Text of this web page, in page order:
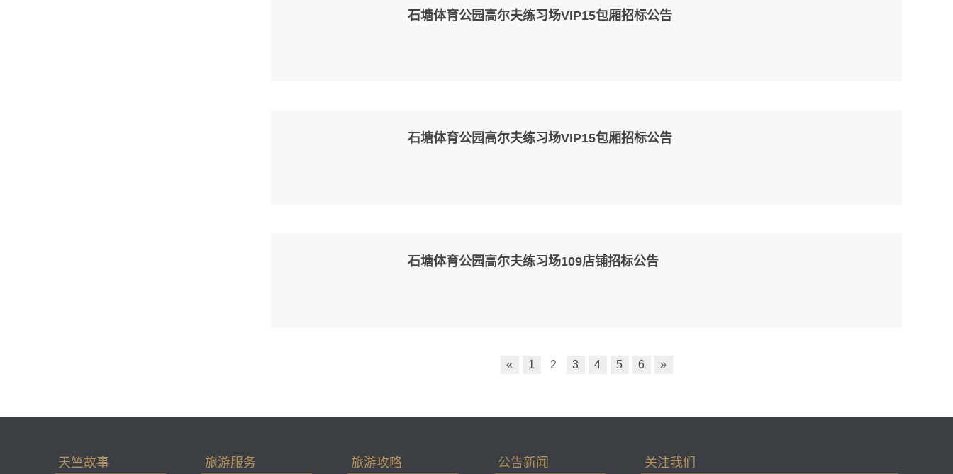
石塘体育公园高尔夫练习场VIP15包厢招标公告
石塘体育公园高尔夫练习场VIP15包厢招标公告
石塘体育公园高尔夫练习场109店铺招标公告
« 1 2 3 4 5 6 »
天竺故事 旅游服务 旅游攻略 公告新闻 关注我们